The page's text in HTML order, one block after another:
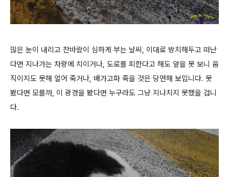
많은 눈이 내리고 찬바람이 심하게 부는 날씨, 이대로 방치해두고 떠난
다면 지나가는 차량에 치이거나, 도로를 피한다고 해도 앞을 못 보니 움
직이지도 못해 얼어 죽거나, 배가고파 죽을 것은 당연해 보입니다. 못
봤다면 모를까, 이 광경을 봤다면 누구라도 그냥 지나치지 못했을 겁니
다.